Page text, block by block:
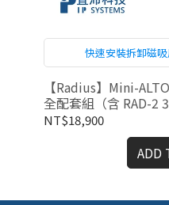
快速安裝拆卸磁
【Radius】Mini-
全配套組（含 RAD-2
NT$18,900
ADD